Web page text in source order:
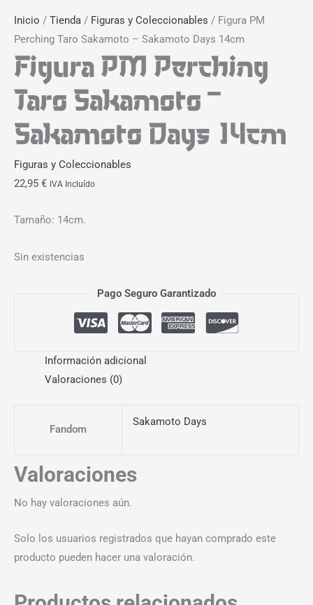
Inicio / Tienda / Figuras y Coleccionables / Figura PM
Perching Taro Sakamoto – Sakamoto Days 14cm
Figura PM Perching
Taro Sakamoto –
Sakamoto Days 14cm
Figuras y Coleccionables
22,95 € IVA Incluído
Tamaño: 14cm.
Sin existencias
Pago Seguro Garantizado
Información adicional
Valoraciones (0)
Fandom
Sakamoto Days
Valoraciones
No hay valoraciones aún.
Solo los usuarios registrados que hayan comprado este
producto pueden hacer una valoración.